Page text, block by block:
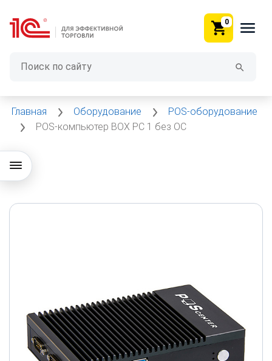
0
Главная Оборудование
POS-оборудование
POS-компьютер BOX PC 1 без ОС